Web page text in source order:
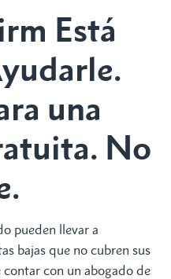
Está
una
No
pueden llevar a
bajas que no cubren sus
con un abogado de